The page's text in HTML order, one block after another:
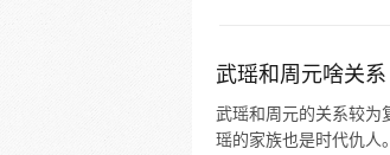
武瑶和周元啥关系
武瑶和周元的关系较为
瑶的家族也是时代仇人